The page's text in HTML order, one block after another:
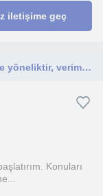
iletişime geç
Derslerim ilkokul ve ortaokul öğrencilerine yöneliktir, verimli ve keyifli öğrenme sunarım.
Konuları